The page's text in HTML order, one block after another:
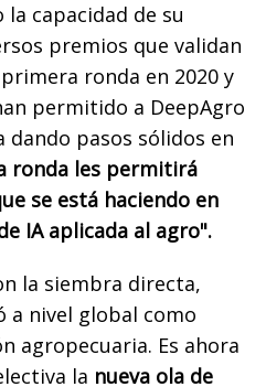
capacidad de su
premios que validan
ronda en 2020 y
permitido a DeepAgro
dando pasos sólidos en
ronda les permitirá
se está haciendo en
IA aplicada al agro".
la siembra directa,
a nivel global como
agropecuaria. Es ahora
la nueva ola de